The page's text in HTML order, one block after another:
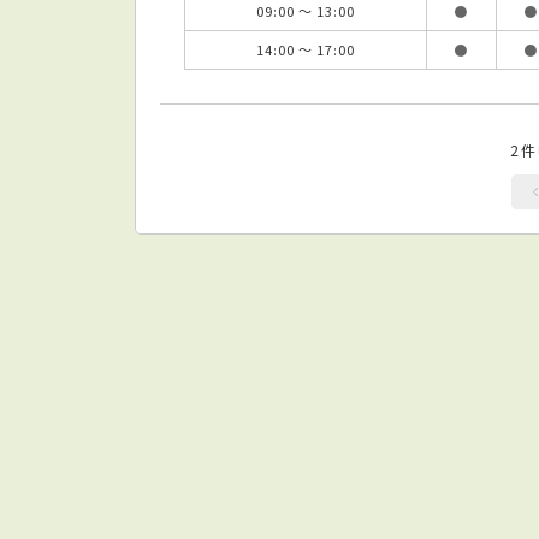
09:00 ～ 13:00
● ●
14:00 ～ 17:00
● ●
2